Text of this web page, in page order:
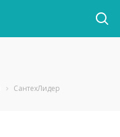
СантехЛидер